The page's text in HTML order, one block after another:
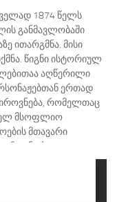
1874 წელს
განმავლობაში
ითარგმნა. მისი
წიგნი ისტორიულ
აღწერილი
ერთად
რომელთაც
მსოფლიო
მთავარი
ცნობილი
განმავლობაში